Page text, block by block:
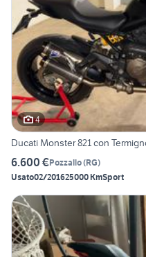
4
Ducati Monster 821 con
6.600 €Pozzallo(RG)
Usato02/201625000 KmSport